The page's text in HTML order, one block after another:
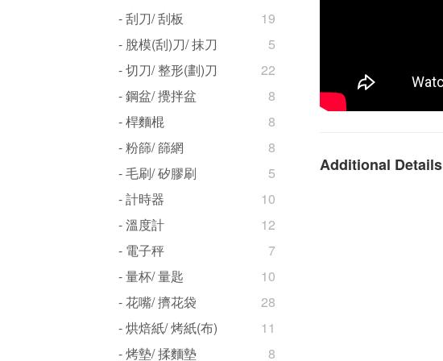
- 刮刀/ 刮板
19
- 脫模(刮)刀/ 抹刀
5
- 切刀/ 整形(劃)刀
22
- 鋼盆/ 攪拌盆
8
- 桿麵棍
8
- 粉篩/ 篩網
8
- 毛刷/ 矽膠刷
5
- 計時器
10
- 溫度計
12
- 電子秤
7
- 量杯/ 量匙
10
- 花嘴/ 擠花袋
28
- 烘焙紙/ 烤紙(布)
11
- 烤墊/ 揉麵墊
8
Additional Details